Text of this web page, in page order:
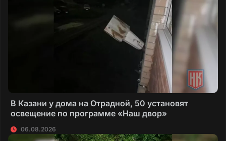
В Казани у дома на Отрадной, 50 установят
освещение по программе «Наш двор»
06.08.2026